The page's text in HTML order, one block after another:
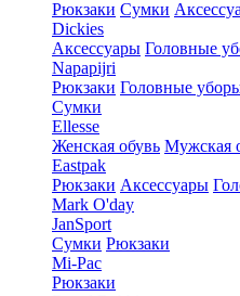
Рюкзаки Сумки
Dickies
Аксессуары Головные
Napapijri
Рюкзаки Головные
Сумки
Ellesse
Женская обувь Мужская
Eastpak
Рюкзаки Аксессуары
Mark O'day
JanSport
Сумки Рюкзаки
Mi-Pac
Рюкзаки